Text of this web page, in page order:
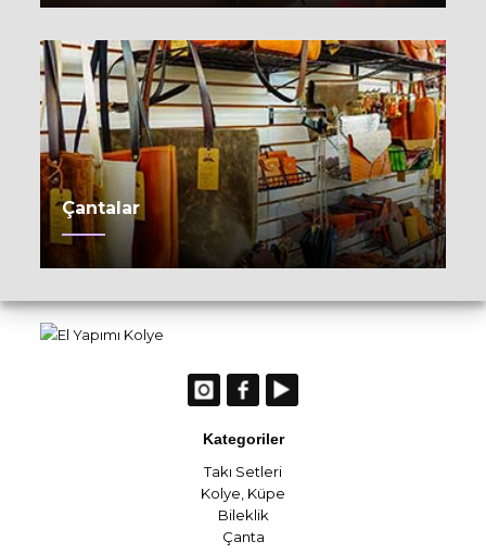
Çantalar
Kategoriler
Takı Setleri
Kolye Küpe
Bileklik
Çanta